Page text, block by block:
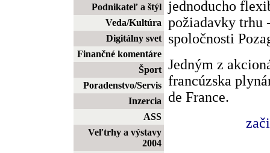
Podnikateľ a štýl
Veda/Kultúra
Digitálny svet
Finančné komentáre
Šport
Poradenstvo/Servis
Inzercia
ASS
Veľtrhy a výstavy
2004
jednoducho
požiadavky trhu
spoločnosti
Jedným z
francúzska
de France.